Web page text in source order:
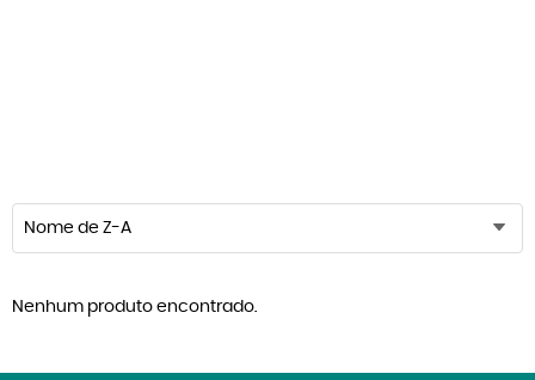
Nome de Z-A
Nenhum produto encontrado.